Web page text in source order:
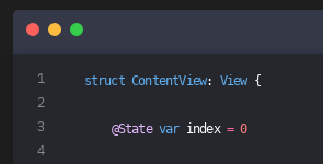
struct ContentView: View {
@State var index = 0